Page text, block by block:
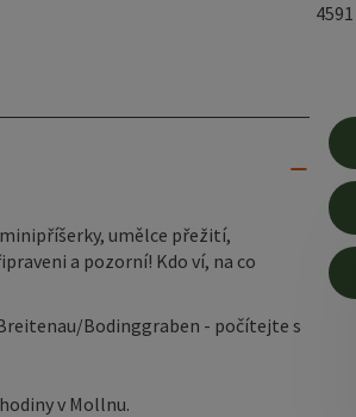
4591
umělce přežití,
a pozorní! Kdo ví, na co
Bodinggraben - počítejte s
v Mollnu.